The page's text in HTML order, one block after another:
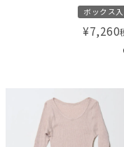
ボックス入
¥7,260